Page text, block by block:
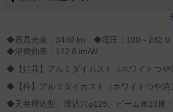
◆器具光束：3440 lm ◆電圧：100～242
◆消費効率：122.8 lm/W
◆【灯具】アルミダイカスト（ホワイトつや
◆【枠】アルミダイカスト（ホワイトつや消
◆天井埋込型、埋込穴φ125、ビーム角19度